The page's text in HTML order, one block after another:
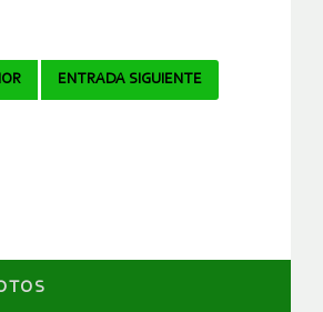
ENTRADA SIGUIENTE